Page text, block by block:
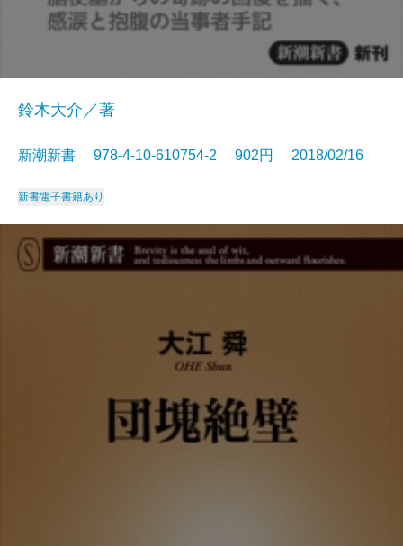
鈴木大介／著
新潮新書 978-4-10-610754-2 902円 2018/02/16
新書電子書籍あり